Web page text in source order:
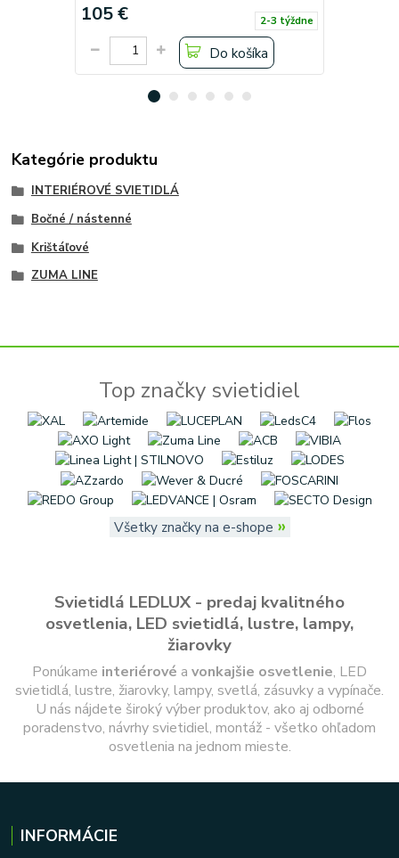
105 € 2-3 týždne
Do košíka
Kategórie produktu
INTERIÉROVÉ SVIETIDLÁ
Bočné / nástenné
Krištáľové
ZUMA LINE
Top značky svietidiel
Všetky značky na e-shope »
Svietidlá LEDLUX - predaj kvalitného
osvetlenia, LED svietidlá, lustre, lampy,
žiarovky
Ponúkame interiérové a vonkajšie osvetlenie, LED
svietidlá, lustre, žiarovky, lampy, svetlá, zásuvky a vypínače.
U nás nájdete široký výber produktov, ako aj odborné
poradenstvo, návrhy svietidiel, montáž - všetko ohľadom
osvetlenia na jednom mieste.
INFORMÁCIE